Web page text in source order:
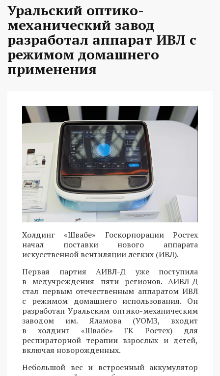
Уральский оптико-
механический завод
разработал аппарат ИВЛ с
режимом домашнего
применения
Холдинг «Швабе» Госкорпорации Ростех
начал поставки нового аппарата
искусственной вентиляции легких (ИВЛ).
Первая партия АИВЛ-Д уже поступила
в медучреждения пяти регионов. АИВЛ-Д
стал первым отечественным аппаратом ИВЛ
с режимом домашнего использования. Он
разработан Уральским оптико-механическим
заводом им. Яламова (УОМЗ, входит
в холдинг «Швабе» ГК Ростех) для
респираторной терапии взрослых и детей,
включая новорожденных.
Небольшой вес и встроенный аккумулятор